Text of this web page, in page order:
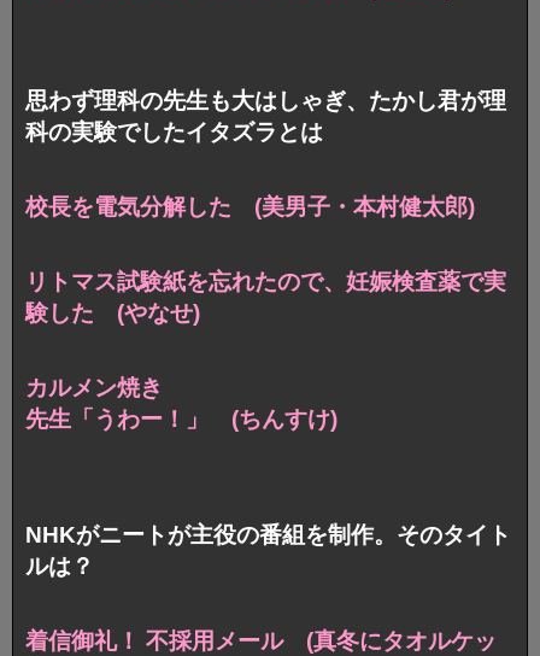
思わず理科の先生も大はしゃぎ、たかし君が理
科の実験でしたイタズラとは
校長を電気分解した (美男子・本村健太郎)
リトマス試験紙を忘れたので、 妊娠検査薬で実
験した (やなせ)
カルメン焼き
先生「うわー！」 (ちんすけ)
NHKがニートが主役の番組を制作。そのタイト
ルは？
着信御礼！ 不採用メール (真冬にタオルケッ